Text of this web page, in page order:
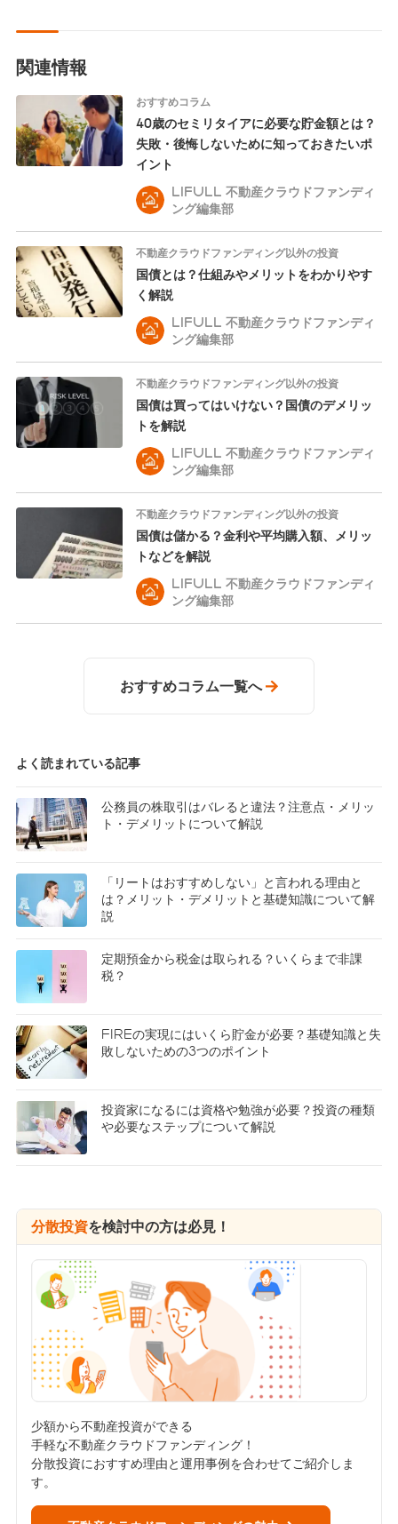
関連情報
おすすめコラム
40歳のセミリタイアに必要な貯金額とは？
失敗・後悔しないために知っておきたいポ
イント
LIFULL 不動産クラウドファンディ
ング編集部
不動産クラウドファンディング以外の投資
国債とは？仕組みやメリットをわかりやす
く解説
LIFULL 不動産クラウドファンディ
ング編集部
不動産クラウドファンディング以外の投資
国債は買ってはいけない？国債のデメリッ
トを解説
LIFULL 不動産クラウドファンディ
ング編集部
不動産クラウドファンディング以外の投資
国債は儲かる？金利や平均購入額、メリッ
トなどを解説
LIFULL 不動産クラウドファンディ
ング編集部
おすすめコラム一覧へ
よく読まれている記事
公務員の株取引はバレると違法？注意点・メリッ
ト・デメリットについて解説
「リートはおすすめしない」と言われる理由と
は？メリット・デメリットと基礎知識について解
説
定期預金から税金は取られる？いくらまで非課
税？
FIREの実現にはいくら貯金が必要？基礎知識と失
敗しないための3つのポイント
投資家になるには資格や勉強が必要？投資の種類
や必要なステップについて解説
分散投資を検討中の方は必見！
少額から不動産投資ができる
手軽な不動産クラウドファンディング！
分散投資におすすめ理由と運用事例を合わせてご紹介しま
す。